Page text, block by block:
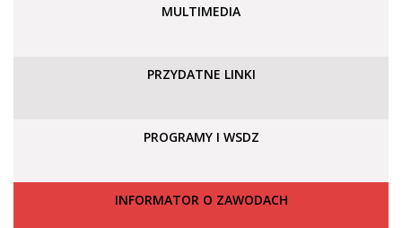
MULTIMEDIA
PRZYDATNE LINKI
PROGRAMY I WSDZ
INFORMATOR O ZAWODACH